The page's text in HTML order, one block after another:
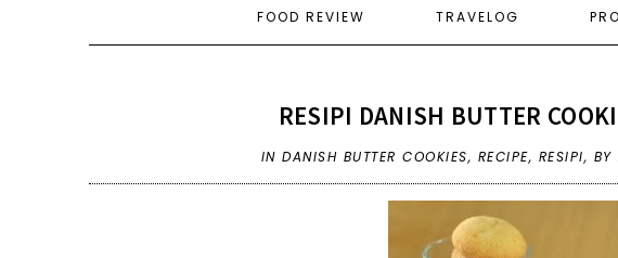
FOOD REVIEW TRAVELOG
RESIPI DANISH BUTTER
INDANISH BUTTER COOKIES, RECIPE, RESIPI, BY